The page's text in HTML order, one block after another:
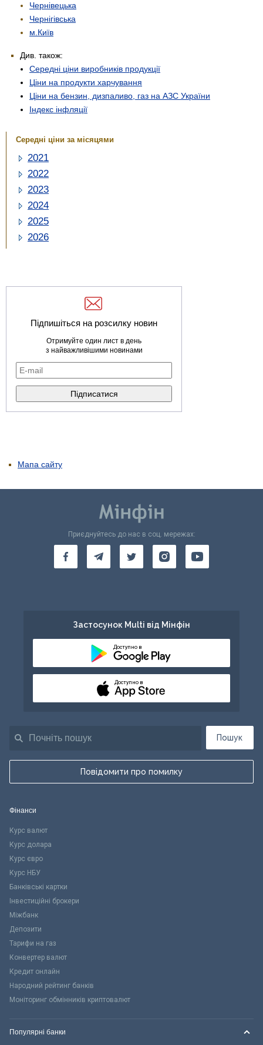
Чернівецька
Чернігівська
м.Київ
Див. також:
Середні ціни виробників продукції
Ціни на продукти харчування
Ціни на бензин, дизпаливо, газ на АЗС України
Індекс інфляції
Середні ціни за місяцями
2021
2022
2023
2024
2025
2026
Підпишіться на розсилку новин
Отримуйте один лист в день
з найважливішими новинами
Мапа сайту
Пошук
Повідомити про помилку
Приєднуйтесь до нас в соц. мережах:
Застосунок Multi від Мінфін
Доступно в
Доступно в
Фінанси
Курс валют
Курс долара
Курс євро
Курс НБУ
Банківські картки
Інвестиційні брокери
Міжбанк
Депозити
Тарифи на газ
Конвертер валют
Кредит онлайн
Народний рейтинг банків
Моніторинг обмінників криптовалют
Популярні банки